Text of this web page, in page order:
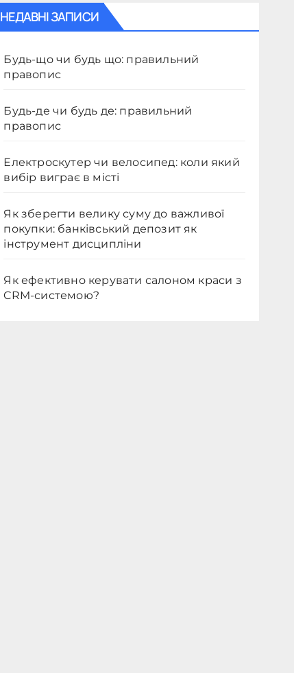
НЕДАВНІ ЗАПИСИ
Будь-що чи будь що: правильний
правопис
Будь-де чи будь де: правильний
правопис
Електроскутер чи велосипед: коли який
вибір виграє в місті
Як зберегти велику суму до важливої
покупки: банківський депозит як
інструмент дисципліни
Як ефективно керувати салоном краси з
CRM-системою?